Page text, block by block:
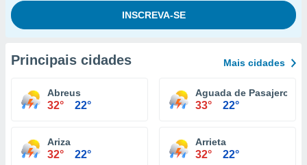
Principais cidades Mais cidades
Abreus
32° 22°
Aguada de Pasajeros
33° 22°
Ariza
32° 22°
Arrieta
32° 22°